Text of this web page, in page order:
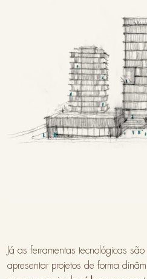
Já as ferramentas tecnológicas
apresentar projetos de forma